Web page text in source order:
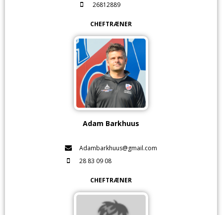
26812889
CHEFTRÆNER
Adam Barkhuus
Adambarkhuus@gmail.com
28 83 09 08
CHEFTRÆNER